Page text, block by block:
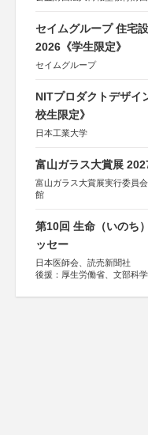
セイムグループ 住宅
2026《学生限定》
セイムグループ
NITプロダクトデザイ
校生限定》
日本工業大学
富山ガラス大賞展
富山ガラス大賞展実行委員
館
第10回 生命（いのち
ッセー
日本医師会、読売新聞社
後援：厚生労働省、文部科
しん生命保険株式会社